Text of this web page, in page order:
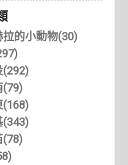
拉的小動物(30)
(292)
(79)
(168)
(343)
(78)